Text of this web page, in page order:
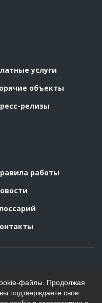
услуги
объекты
релизы
работы
рекомендательные
файлы. Продолжая
подтверждаете свое